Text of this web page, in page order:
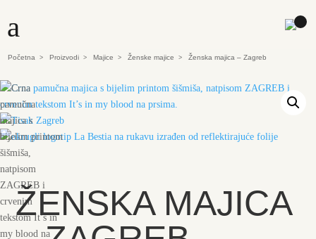
a
Početna > Proizvodi > Majice > Ženske majice > Ženska majica – Zagreb
ŽENSKA MAJICA